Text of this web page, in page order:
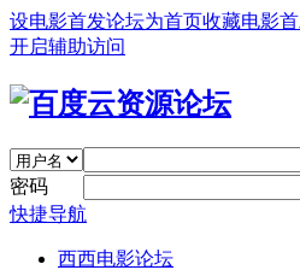
设电影首发论坛为首页收藏电影
开启辅助访问
密码
快捷导航
西西电影论坛